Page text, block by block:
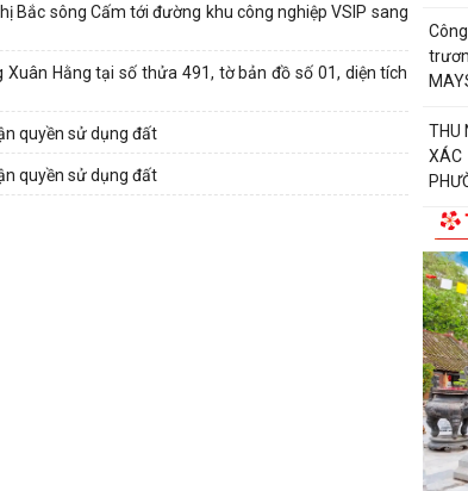
sông Cấm tới đường khu công nghiệp VSIP sang
Hằng tại số thửa 491, tờ bản đồ số 01, diện tích
quyền sử dụng đất
quyền sử dụng đất
tịch
THU
XÁC
ỦNG